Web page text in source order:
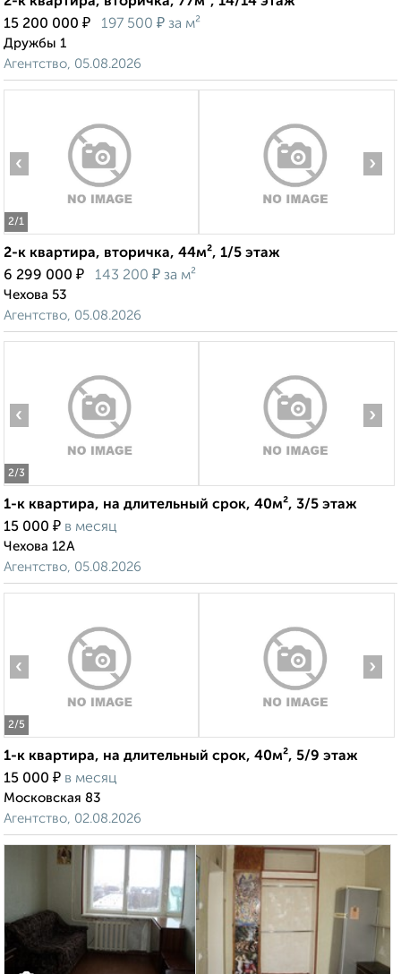
15 200 000 ₽ 197 500 ₽ за м²
Дружбы 1
Агентство, 05.08.2026
2/1
‹ ›
2-к квартира, вторичка, 44м², 1/5 этаж
6 299 000 ₽ 143 200 ₽ за м²
Чехова 53
Агентство, 05.08.2026
2/3
‹ ›
1-к квартира, на длительный срок, 40м², 3/5 этаж
15 000 ₽ в месяц
Чехова 12А
Агентство, 05.08.2026
2/5
‹ ›
1-к квартира, на длительный срок, 40м², 5/9 этаж
15 000 ₽ в месяц
Московская 83
Агентство, 02.08.2026